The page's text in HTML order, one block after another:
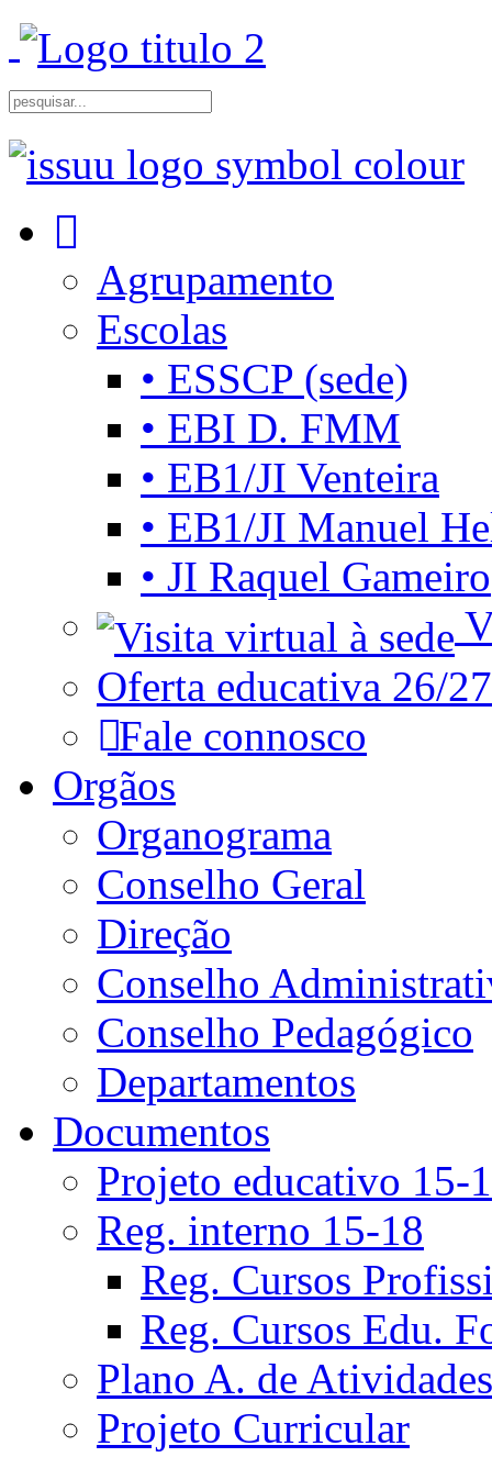
Agrupamento
Escolas
• ESSCP (sede)
• EBI D. FMM
• EB1/JI Venteira
• EB1/JI Manuel
• JI Raquel Gameiro
Oferta educativa 26/27
Fale connosco
Orgãos
Organograma
Conselho Geral
Direção
Conselho
Conselho Pedagógico
Departamentos
Documentos
Projeto educativo 15-
Reg. interno 15-18
Reg. Cursos
Reg. Cursos Edu.
Plano A. de Atividades
Projeto Curricular